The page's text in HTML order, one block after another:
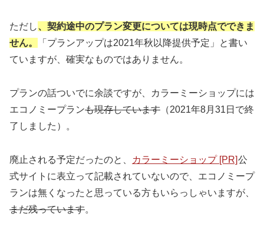
ただし、契約途中のプラン変更については現時点でできま
せん。
「プランアップは2021年秋以降提供予定」と書い
ていますが、確実なものではありません。
プランの話ついでに余談ですが、カラーミーショップには
エコノミープランも現存しています （2021年8月31日で終
了しました）。
廃止される予定だったのと、 カラーミーショップ [PR]公
式サイトに表立って記載されていないので、エコノミープ
ランは無くなったと思っている方もいらっしゃいますが、
まだ残っています。